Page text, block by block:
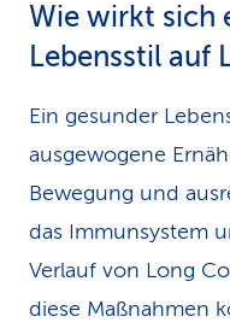
Wie wirkt sich
Lebensstil auf
Ein gesunder
ausgewogene
Bewegung und
das Immunsystem
Verlauf von Long
diese Maßnahmen